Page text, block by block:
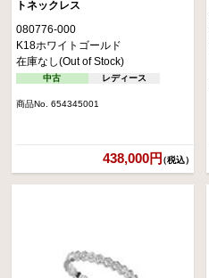
トネックレス
080776-000
K18ホワイトゴールド
在庫なし(Out of Stock)
中古 レディース
商品No. 654345001
438,000円（税込）